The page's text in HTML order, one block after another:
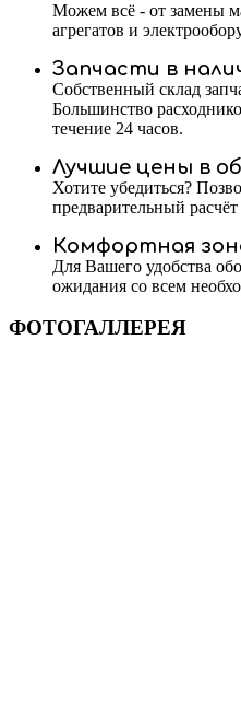
Можем всё - от замены
агрегатов и
Запчасти в
Собственный склад
Большинство
течение 24 часов.
Лучшие цены в
Хотите убедиться?
предварительный
Комфортная
Для Вашего удобства
ожидания со всем
ФОТОГАЛЛЕРЕЯ